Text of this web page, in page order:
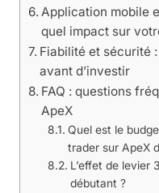
Application mobile
quel impact sur
Fiabilité et sécurité
avant d’investir
FAQ : questions
ApeX
Quel est le
trader sur ApeX
L’effet de levier
débutant ?